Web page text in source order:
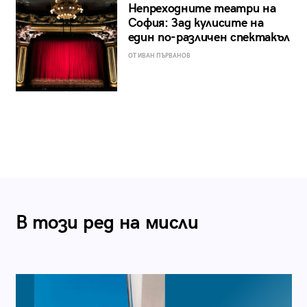
Непреходните театри на
София: Зад кулисите на
един по-различен спектакъл
ОТ ИВАН ПЪРВАНОВ
В този ред на мисли